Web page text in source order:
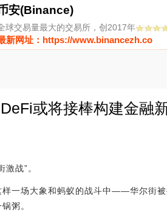
安(Binance)
球交易量最大的交易所，创2017年
新网址：https://www.binancezh.co
或将接棒构建金融
战”。
样一场大象和蚂蚁的战斗中——华尔街
粥。